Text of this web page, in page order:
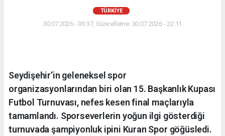
TÜRKIYE
30.07.2026 - 09:37, Güncelleme: 30.07.2026 - 22:11
Seydişehir’in geleneksel spor
organizasyonlarından biri olan 15. Başkanlık Kupası
Futbol Turnuvası, nefes kesen final maçlarıyla
tamamlandı. Sporseverlerin yoğun ilgi gösterdiği
turnuvada şampiyonluk ipini Kuran Spor göğüsledi.